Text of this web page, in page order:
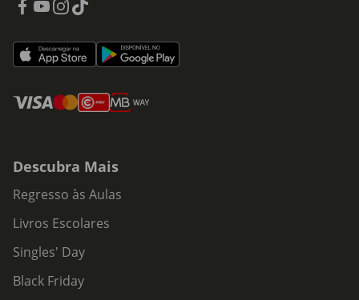
Descubra Mais
Regresso às Aulas
Livros Escolares
Singles' Day
Black Friday